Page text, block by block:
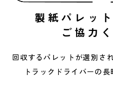
製紙パレッ
ご協力
回収するパレットが選別さ
トラックドライバーの